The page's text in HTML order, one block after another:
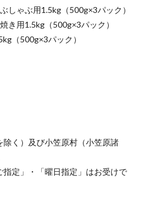
しゃぶ用1.5kg（500g×3パック）
き用1.5kg（500g×3パック）
（500g×3パック）
く）及び小笠原村（小笠原諸
定」・「曜日指定」はお受けで